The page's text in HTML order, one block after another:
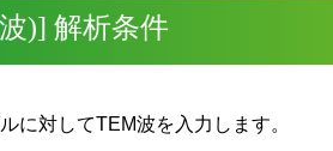
)] 解析条件
に対してTEM波を入力します。